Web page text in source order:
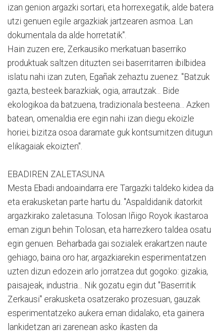
izan genion argazki sortari, eta horrexegatik, alde batera
utzi genuen egile argazkiak jartzearen asmoa. Lan
dokumentala da alde horretatik".
Hain zuzen ere, Zerkausiko merkatuan baserriko
produktuak saltzen dituzten sei baserritarren ibilbidea
islatu nahi izan zuten, Egañak zehaztu zuenez. "Batzuk
gazta, besteek barazkiak, ogia, arrautzak... Bide
ekologikoa da batzuena, tradizionala besteena... Azken
batean, omenaldia ere egin nahi izan diegu ekoizle
horiei; bizitza osoa daramate guk kontsumitzen ditugun
elikagaiak ekoizten".
EBADIREN ZALETASUNA
Mesta Ebadi andoaindarra ere Targazki taldeko kidea da
eta erakusketan parte hartu du. "Aspaldidanik datorkit
argazkirako zaletasuna. Tolosan Iñigo Royok ikastaroa
eman zigun behin Tolosan, eta harrezkero taldea osatu
egin genuen. Beharbada gai sozialek erakartzen naute
gehiago, baina oro har, argazkiarekin esperimentatzen
uzten dizun edozein arlo jorratzea dut gogoko: gizakia,
paisajeak, industria... Nik gozatu egin dut "Baserritik
Zerkausi" erakusketa osatzerako prozesuan, gauzak
esperimentatzeko aukera eman didalako, eta gainera
lankidetzan ari zarenean asko ikasten da